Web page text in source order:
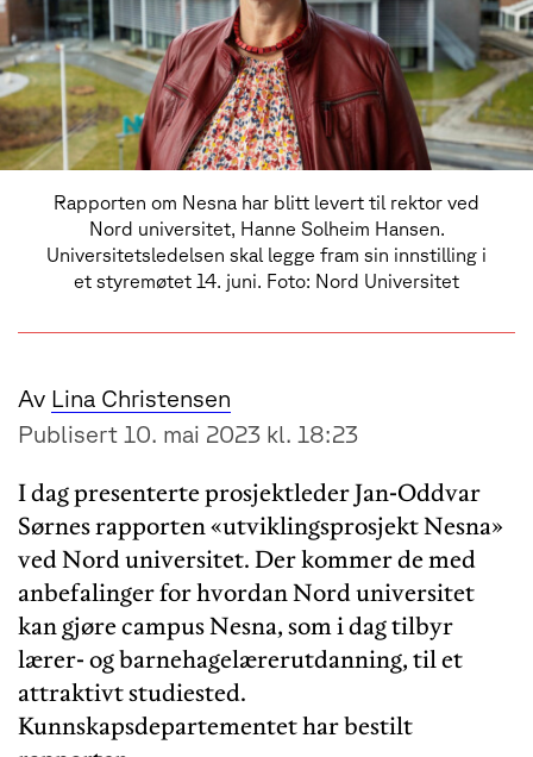
Rapporten om Nesna har blitt levert til rektor ved
Nord universitet, Hanne Solheim Hansen.
Universitetsledelsen skal legge fram sin innstilling i
et styremøtet 14. juni. Foto: Nord Universitet
Av Lina Christensen
Publisert 10. mai 2023 kl. 18:23
I dag presenterte prosjektleder Jan-Oddvar
Sørnes rapporten «utviklingsprosjekt Nesna»
ved Nord universitet. Der kommer de med
anbefalinger for hvordan Nord universitet
kan gjøre campus Nesna, som i dag tilbyr
lærer- og barnehagelærerutdanning, til et
attraktivt studiested.
Kunnskapsdepartementet har bestilt